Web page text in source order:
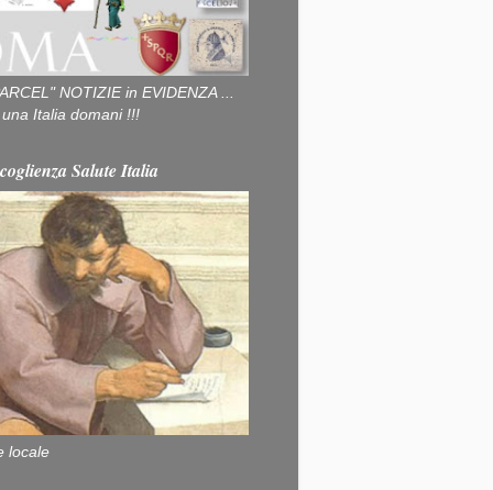
NOTIZIE in EVIDENZA ...
Italia domani !!!
Salute Italia
locale